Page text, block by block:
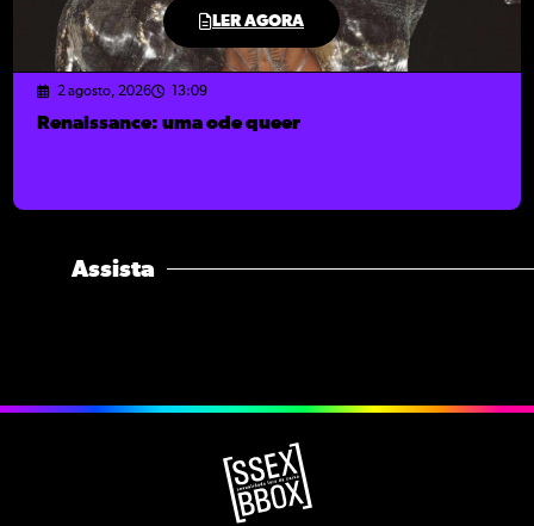
LER AGORA
2 agosto, 2026 13:09
Renaissance: uma ode queer
Assista